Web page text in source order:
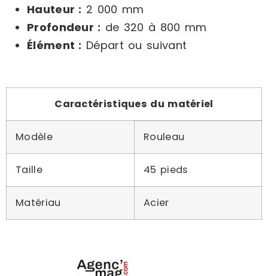
Hauteur : 2 000 mm
Profondeur : de 320 à 800 mm
Élément : Départ ou suivant
Caractéristiques du matériel
Modèle Rouleau
Taille 45 pieds
Matériau Acier